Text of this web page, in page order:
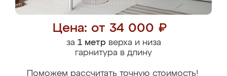
Цена: от 34 000 ₽
за 1 метрверха и низа
гарнитура в длину
Поможем рассчитать точную стоимость!